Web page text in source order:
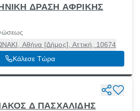
ΔΡΑΣΗ ΑΦΡΙΚΗΣ
Αθήνα [Δήμος], Αττική, 10674
Κάλεσε Τώρα
Δ ΠΑΣΧΑΛΙΔΗΣ